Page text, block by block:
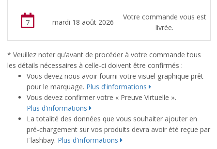
7 mardi 18 août 2026
Votre commande vous est
livrée.
* Veuillez noter qu’avant de procéder à votre commande tous
les détails nécessaires à celle-ci doivent être confirmés :
Vous devez nous avoir fourni votre visuel graphique prêt
pour le marquage. Plus d'informations
Vous devez confirmer votre « Preuve Virtuelle ».
Plus d'informations
La totalité des données que vous souhaiter ajouter en
pré-chargement sur vos produits devra avoir été reçue par
Flashbay. Plus d'informations